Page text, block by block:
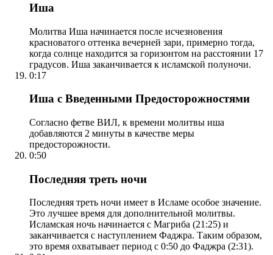
Иша
Молитва Иша начинается после исчезновения
красноватого оттенка вечерней зари, примерно тогда,
когда солнце находится за горизонтом на расстоянии 17
градусов. Иша заканчивается к исламской полуночи.
0:17
Иша с Введенными Предосторожностями
Согласно фетве ВИЛ, к времени молитвы иша
добавляются 2 минуты в качестве меры
предосторожности.
0:50
Последняя треть ночи
Последняя треть ночи имеет в Исламе особое значение.
Это лучшее время для дополнительной молитвы.
Исламская ночь начинается с Магриба (21:25) и
заканчивается с наступлением Фаджра. Таким образом,
это время охватывает период с 0:50 до Фаджра (2:31).